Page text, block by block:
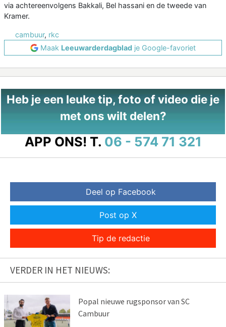
via achtereenvolgens Bakkali, Bel hassani en de tweede van
Kramer.
cambuur, rkc
Maak Leeuwarderdagblad je Google-favoriet
Heb je een leuke tip, foto of video die je
met ons wilt delen?
APP ONS! T. 06 - 574 71 321
Deel op Facebook
Post op X
Tip de redactie
VERDER IN HET NIEUWS:
Popal nieuwe rugsponsor van SC
Cambuur